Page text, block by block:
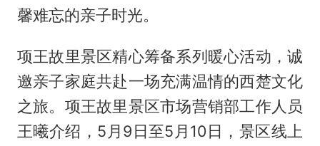
馨难忘的亲子时光。
项王故里景区精心筹备系列暖心活动，诚
邀亲子家庭共赴一场充满温情的西楚文化
之旅。项王故里景区市场营销部工作人员
王曦介绍，5月9日至5月10日，景区线上